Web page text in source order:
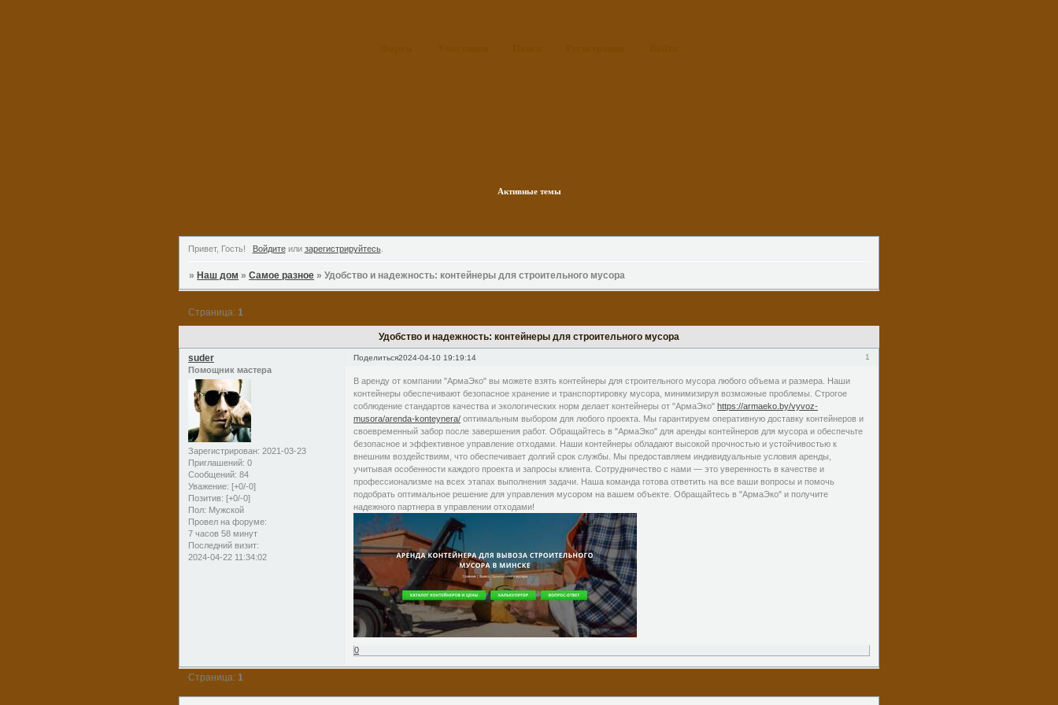
Активные темы
Привет, Гость! Войдитеили зарегистрируйтесь.
»Наш дом »Самое разное »Удобство и надежность: контейнеры для строительного мусора
Удобство и надежность: контейнеры для строительного мусора
Страница: 1
Поделиться 1
2024-04-10 19:19:14
suder
Помощник мастера
Зарегистрирован: 2021-03-23
Приглашений: 0
Сообщений: 84
Уважение: [+0/-0]
Позитив: [+0/-0]
Пол: Мужской
Провел на форуме:
7 часов 58 минут
Последний визит:
2024-04-22 11:34:02
В аренду от компании "АрмаЭко" вы можете взять контейнеры для строительного мусора любого объема и размера. Наши
контейнеры обеспечивают безопасное хранение и транспортировку мусора, минимизируя возможные проблемы. Строгое
соблюдение стандартов качества и экологических норм делает контейнеры от "АрмаЭко"https://armaeko.by/vyvoz-
musora/arenda-konteynera/ оптимальным выбором для любого проекта. Мы гарантируем оперативную доставку контейнеров и
своевременный забор после завершения работ. Обращайтесь в "АрмаЭко" для аренды контейнеров для мусора и обеспечьте
безопасное и эффективное управление отходами. Наши контейнеры обладают высокой прочностью и устойчивостью к
внешним воздействиям, что обеспечивает долгий срок службы. Мы предоставляем индивидуальные условия аренды,
учитывая особенности каждого проекта и запросы клиента. Сотрудничество с нами — это уверенность в качестве и
профессионализме на всех этапах выполнения задачи. Наша команда готова ответить на все ваши вопросы и помочь
подобрать оптимальное решение для управления мусором на вашем объекте. Обращайтесь в "АрмаЭко" и получите
надежного партнера в управлении отходами!
0
Страница:1